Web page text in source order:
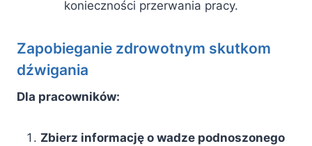
konieczności przerwania pracy.
Zapobieganie zdrowotnym skutkom
dźwigania
Dla pracowników:
Zbierz informację o wadze podnoszonego